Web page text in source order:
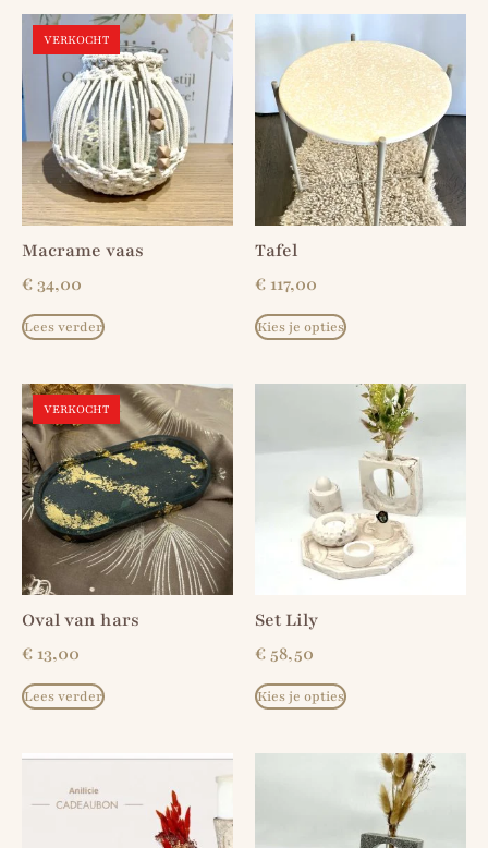
VERKOCHT
Macrame vaas
€34,00
Lees verder
Tafel
€ 117,00
Kies je opties
VERKOCHT
Oval van hars
€ 13,00
Lees verder
Set Lily
€58,50
Kies je opties